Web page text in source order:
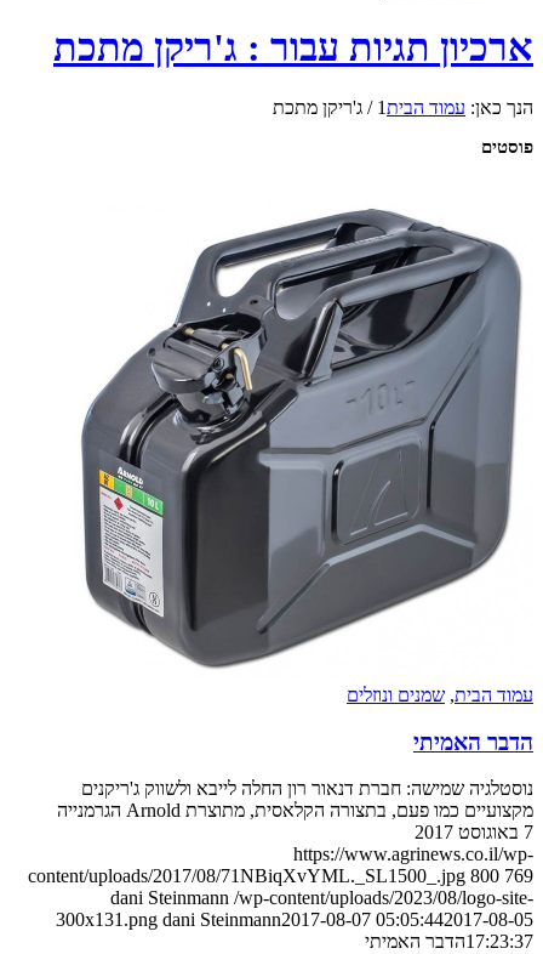
ארכיון תגיות עבור : ג'ריקן מתכת
הנך כאן: עמוד הבית1
/ ג'ריקן מתכת
פוסטים
עמוד הבית, שמנים ונוזלים
הדבר האמיתי
נוסטלגיה שמישה: חברת דנאור רון החלה לייבא ולשווק ג'ריקנים
מקצועיים כמו פעם, בתצורה הקלאסית, מתוצרת Arnold הגרמנייה
7 באוגוסט 2017
https://www.agrinews.co.il/wp-
content/uploads/2017/08/71NBiqXvYML._SL1500_.jpg 800 769
dani Steinmann /wp-content/uploads/2023/08/logo-site-
300x131.png dani Steinmann2017-08-07 05:05:442017-08-05
17:23:37הדבר האמיתי